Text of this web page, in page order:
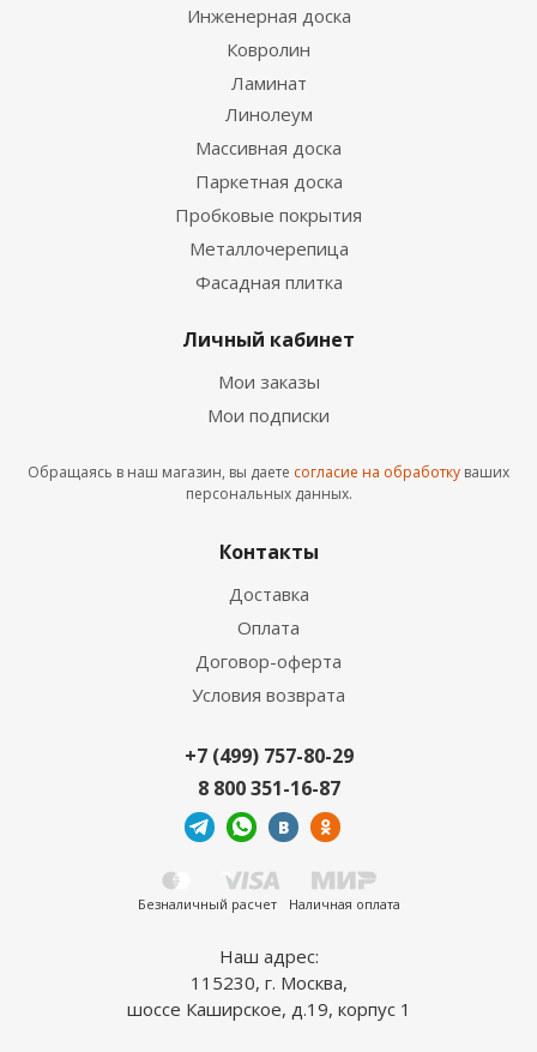
Инженерная доска
Ковролин
Ламинат
Линолеум
Массивная доска
Паркетная доска
Пробковые покрытия
Металлочерепица
Фасадная плитка
Личный кабинет
Мои заказы
Мои подписки
Обращаясь в наш магазин, вы даете согласие на обработку ваших
персональных данных.
Контакты
Доставка
Оплата
Договор-оферта
Условия возврата
+7 (499) 757-80-29
8 800 351-16-87
Безналичный расчет Наличная оплата
Наш адрес:
115230, г. Москва,
шоссе Каширское, д.19, корпус 1